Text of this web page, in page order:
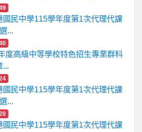
國民中學115學年度第1次代理代課
...
度高級中等學校特色招生專業群科
...
國民中學115學年度第1次代理代課
...
國民中學115學年度第1次代理代課